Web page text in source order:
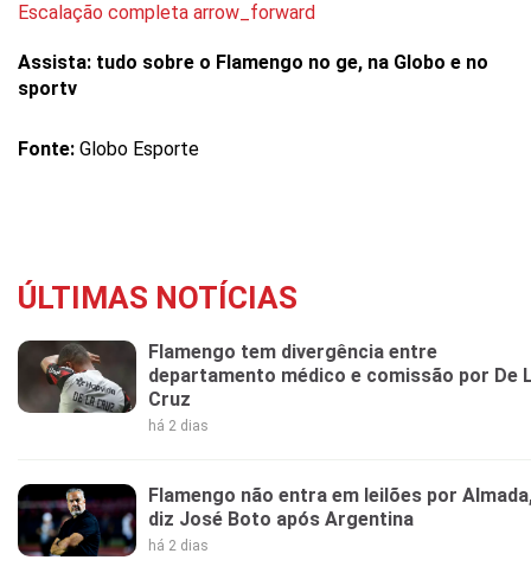
Escalação completa arrow_forward
Assista: tudo sobre o Flamengo no ge, na Globo e no
sportv
Fonte: Globo Esporte
ÚLTIMAS NOTÍCIAS
Flamengo tem divergência entre
departamento médico e comissão por De
Cruz
há 2 dias
Flamengo não entra em leilões por
diz José Boto após Argentina
há 2 dias